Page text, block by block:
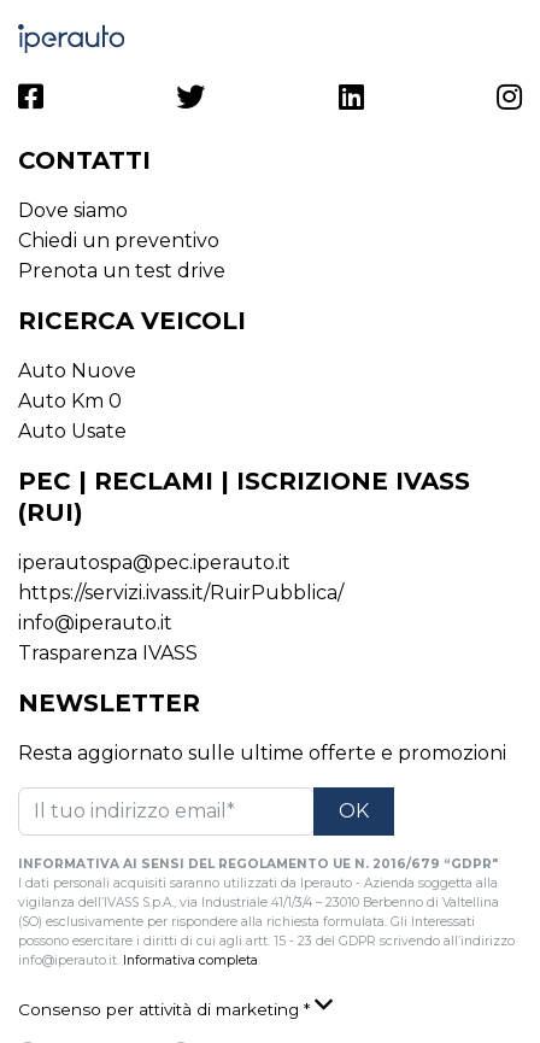
CONTATTI
Dove siamo
Chiedi un preventivo
Prenota un test drive
RICERCA VEICOLI
Auto Nuove
Auto Km 0
Auto Usate
PEC | RECLAMI | ISCRIZIONE IVASS
(RUI)
iperautospa@pec.iperauto.it
https://servizi.ivass.it/RuirPubblica/
info@iperauto.it
Trasparenza IVASS
NEWSLETTER
Resta aggiornato sulle ultime offerte e promozioni
INFORMATIVA AI SENSI DEL REGOLAMENTO UE N. 2016/679 “GDPR"
I dati personali acquisiti saranno utilizzati da Iperauto - Azienda soggetta alla
vigilanza dell’IVASS S.p.A., via Industriale 41/1/3/4 – 23010 Berbenno di Valtellina
(SO) esclusivamente per rispondere alla richiesta formulata. Gli Interessati
possono esercitare i diritti di cui agli artt. 15 - 23 del GDPR scrivendo all’indirizzo
info@iperauto.it. Informativa completa.
Consenso per attività di marketing *